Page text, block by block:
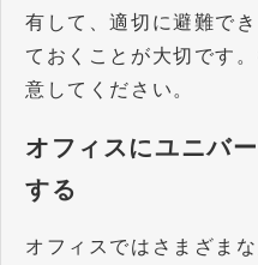
有して、適切に避難で
ておくことが大切です
意してください。
オフィスにユニバ
する
オフィスではさまざま